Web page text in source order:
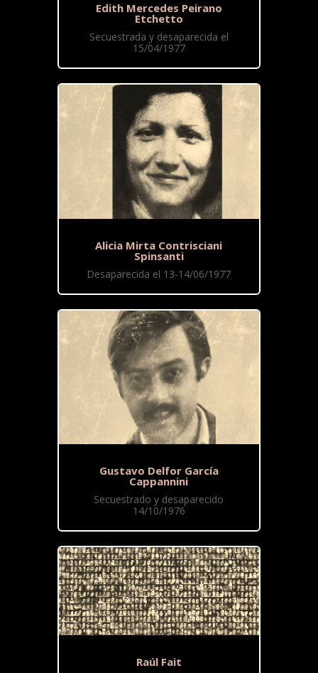
Edith Mercedes Peirano
Etchetto
Secuestrada y desaparecida el
15/04/1977
Alicia Mirta Contrisciani
Spinsanti
Desaparecida el 13-14/06/1977
Gustavo Delfor García
Cappannini
Secuestrado y desaparecido
14/10/1976
Raúl Fait